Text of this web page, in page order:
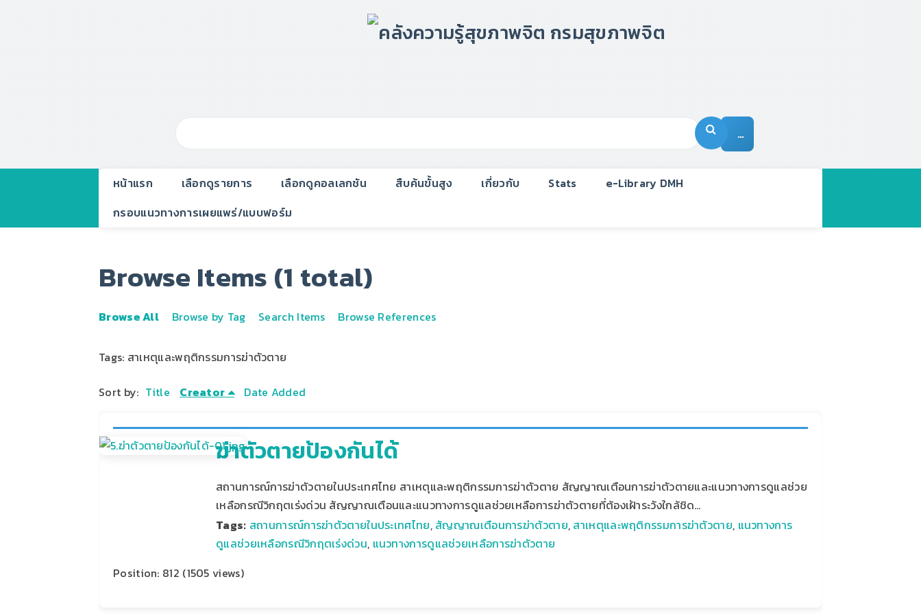
…
หน้าแรก เลือกดูรายการ เลือกดูคอลเลกชัน สืบค้นขั้นสูง เกี่ยวกับ Stats
e-Library DMH
กรอบแนวทางการเผยแพร่/แบบฟอร์ม
Browse Items (1 total)
Browse All Browse by Tag Search Items Browse References
Tags: สาเหตุและพฤติกรรมการฆ่าตัวตาย
Sort by: Title Creator Date Added
ฆ่าตัวตายป้องกันได้
สถานการณ์การฆ่าตัวตายในประเทศไทย สาเหตุและพฤติกรรมการฆ่าตัวตาย สัญญาณเตือนการฆ่าตัวตายและแนวทางการดูแลช่วย
เหลือกรณีวิกฤตเร่งด่วน สัญญาณเตือนและแนวทางการดูแลช่วยเหลือการฆ่าตัวตายที่ต้องเฝ้าระวังใกล้ชิด…
Tags: สถานการณ์การฆ่าตัวตายในประเทศไทย, สัญญาณเตือนการฆ่าตัวตาย, สาเหตุและพฤติกรรมการฆ่าตัวตาย, แนวทางการ
ดูแลช่วยเหลือกรณีวิกฤตเร่งด่วน, แนวทางการดูแลช่วยเหลือการฆ่าตัวตาย
Position: 812 (1505 views)